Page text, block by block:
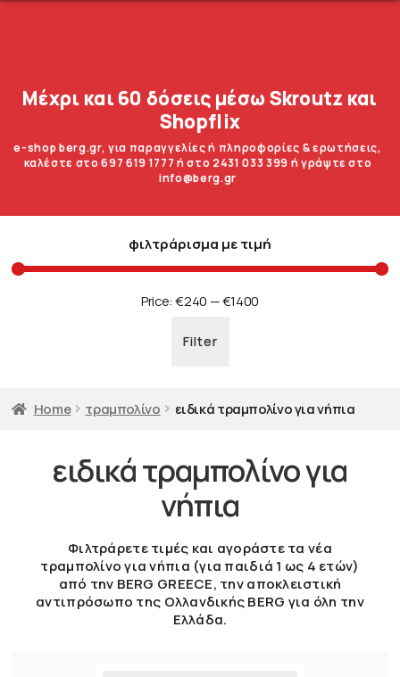
Μέχρι και 60 δόσεις μέσω Skroutz και
Shopflix
e-shop berg.gr, για παραγγελίες ή πληροφορίες & ερωτήσεις,
καλέστε στο 697 619 1777 ή στο 2431 033 399 ή γράψτε στο
info@berg.gr
φιλτράρισμα με τιμή
Filter
Price:€240 —€1400
Home τραμπολίνο ειδικά τραμπολίνο για νήπια
ειδικά τραμπολίνο για
νήπια
Φιλτράρετε τιμές και αγοράστε τα νέα
τραμπολίνο για νήπια (για παιδιά 1 ως 4 ετών)
από την BERG GREECE, την αποκλειστική
αντιπρόσωπο της Ολλανδικής BERG για όλη την
Ελλάδα.